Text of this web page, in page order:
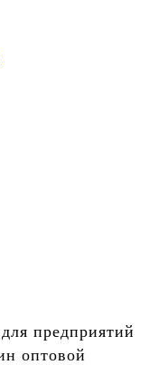
предприятий
оптовой